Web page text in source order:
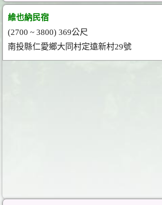
維也納民宿
(2700 ~ 3800) 369公尺
南投縣仁愛鄉大同村定遠新村29號